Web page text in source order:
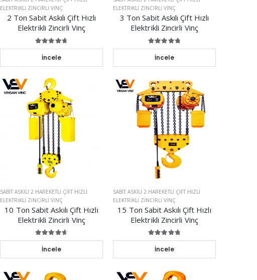
ELEKTRIKLI ZINCIRLI VINÇ
2 Ton Sabit Askılı Çift Hızlı
Elektrikli Zincirli Vinç
İncele
ELEKTRIKLI ZINCIRLI VINÇ
3 Ton Sabit Askılı Çift Hızlı
Elektrikli Zincirli Vinç
İncele
SABIT ASKILI 2 HAREKETLI ÇIFT HIZLI
ELEKTRIKLI ZINCIRLI VINÇ
10 Ton Sabit Askılı Çift Hızlı
Elektrikli Zincirli Vinç
İncele
SABIT ASKILI 2 HAREKETLI ÇIFT HIZLI
ELEKTRIKLI ZINCIRLI VINÇ
15 Ton Sabit Askılı Çift Hızlı
Elektrikli Zincirli Vinç
İncele